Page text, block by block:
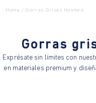
Home / Gorras Grises Hombre
Gorras
Exprésate sin límites con
en materiales premium y